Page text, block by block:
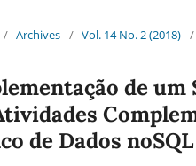
/ Archives / Vol. 14 No. 2 (2018) /
de
de Dados noSQL